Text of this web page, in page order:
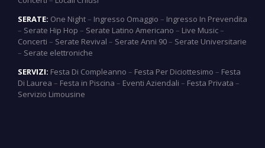
SERATE: One Night– Ingresso Omaggio – Ingresso In Prevendita
– Serate Hip Hop – Serate Latino Americano – Live Music–
Concerti – Serate Revival – Serate Anni 90– Serate Universitarie
– Serate elettroniche
SERVIZI: Festa Di Compleanno – Festa Per Diciottesimo – Festa
Di Laurea – Festa in Piscina – Eventi Aziendali – Festa Privata –
Servizio Limousine